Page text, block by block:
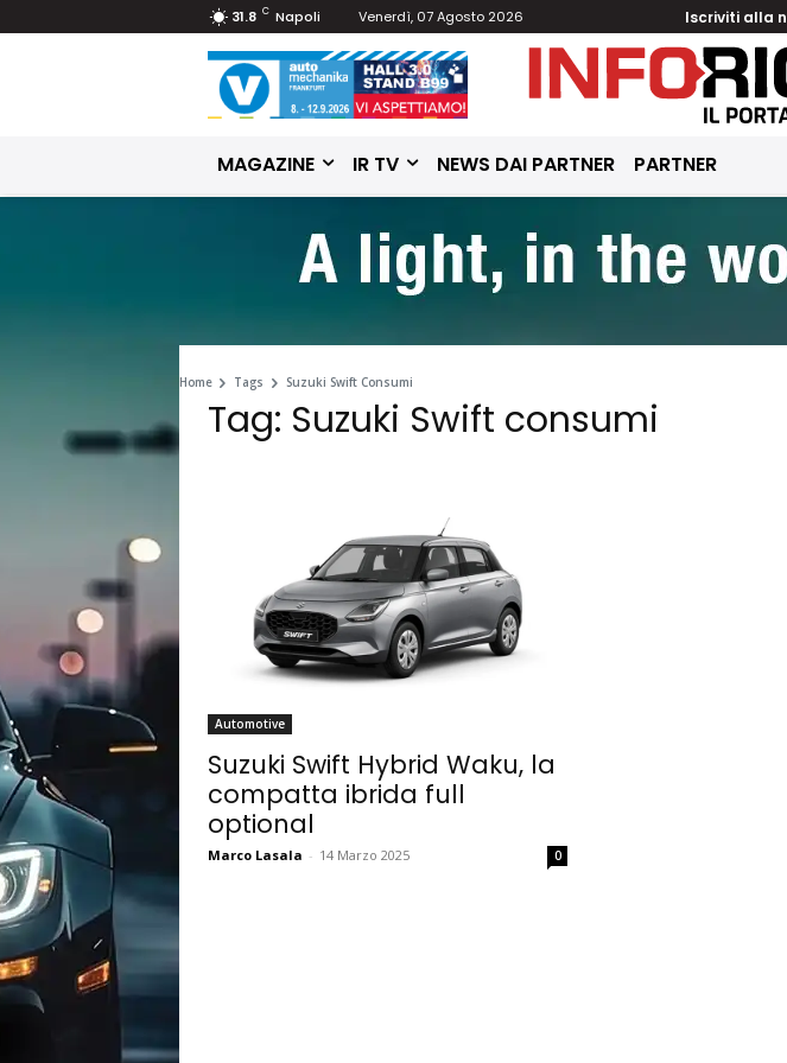
31.8 C Napoli Venerdì, 07 Agosto 2026 Iscriviti alla
MAGAZINE IR TV NEWS DAI PARTNER PARTNER
Home Tags Suzuki Swift Consumi
Tag: Suzuki Swift consumi
Automotive
Suzuki Swift Hybrid Waku, la
compatta ibrida full
optional
Marco Lasala - 14 Marzo 2025 0